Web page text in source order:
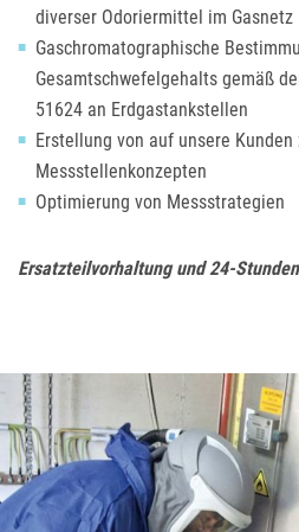
diverser Odoriermittel im Gasnetz
Gaschromatographische
Gesamtschwefelgehalts gemäß
51624 an Erdgastankstellen
Erstellung von auf unsere
Messstellenkonzepten
Optimierung von Messstrategien
Ersatzteilvorhaltung und 24-